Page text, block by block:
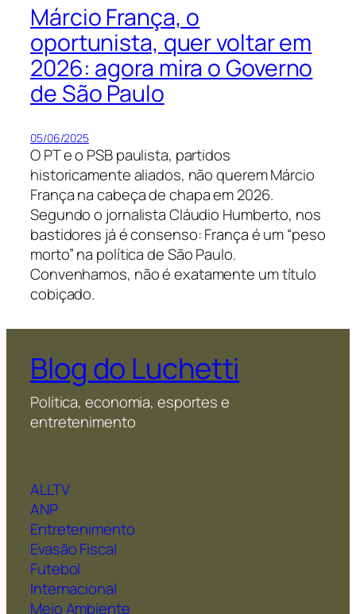
Márcio França, o
oportunista, quer voltar em
2026: agora mira o Governo
de São Paulo
05/06/2025
O PT e o PSB paulista, partidos
historicamente aliados, não querem Márcio
França na cabeça de chapa em 2026.
Segundo o jornalista Cláudio Humberto, nos
bastidores já é consenso: França é um “peso
morto” na política de São Paulo.
Convenhamos, não é exatamente um título
cobiçado.
Blog do Luchetti
Política, economia, esportes e
entretenimento
ALLTV
ANP
Entretenimento
Evasão Fiscal
Futebol
Internacional
Meio Ambiente